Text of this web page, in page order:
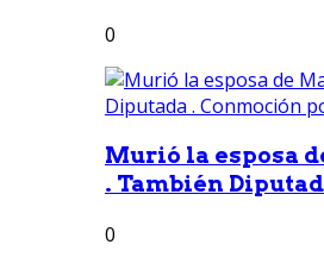
0
Murió la esposa
. También
0